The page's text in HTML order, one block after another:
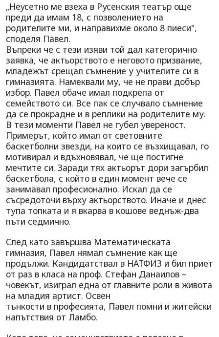
„Неусетно ме взеха в Русенския театър още
преди да имам 18, с позволението на
родителите ми, и направихме около 8 пиеси",
споделя Павел.
Въпреки че с тези изяви той дал категорично
заявка, че актьорството е неговото призвание,
младежът срещал съмнение у учителите си в
гимназията. Намеквали му, че не прави добър
избор. Павел обаче имал подкрепа от
семейството си. Все пак се случвало съмнение
да се прокрадне и в реплики на родителите му.
В тези моменти Павел не губел увереност.
Примерът, който имал от световните
баскетболни звезди, на които се възхищавал, го
мотивирал и вдъхновявал, че ще постигне
мечтите си. Заради тях актьорът дори загърбил
баскетбола, с който в един момент вече се
занимавал професионално. Искал да се
съсредоточи върху актьорството. Иначе и днес
тупа топката и я вкарва в кошове веднъж-два
пъти седмично.
След като завършва Математическата
гимназия, Павел нямал съмнение как ще
продължи. Кандидатствал в НАТФИЗ и бил приет
от раз в класа на проф. Стефан Данаилов –
човекът, изиграл една от главните роли в живота
на младия артист. Освен
тънкости в професията, Павел помни и житейски
напътствия от Ламбо.